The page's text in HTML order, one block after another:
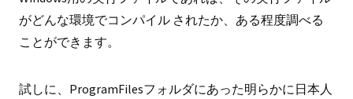
がどんな環境でコンパイル されたか、ある程度調べる
ことができます。
試しに、ProgramFilesフォルダにあった明らかに日本人